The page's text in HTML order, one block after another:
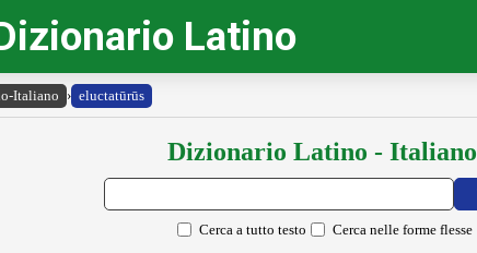
Latino
Italiano › eluctatūrūs
Dizionario Latino - Italiano
Cerca a tutto testo Cerca nelle forme flesse